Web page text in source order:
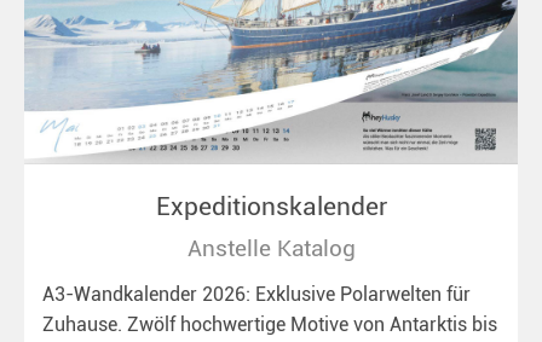
Expeditionskalender
Anstelle Katalog
A3-Wandkalender 2026: Exklusive Polarwelten für
Zuhause. Zwölf hochwertige Motive von Antarktis bis